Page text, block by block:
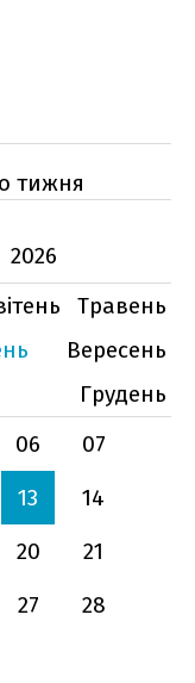
тижня
2026
Травень
Вересень
Грудень
06
07
13
14
20
21
27
28